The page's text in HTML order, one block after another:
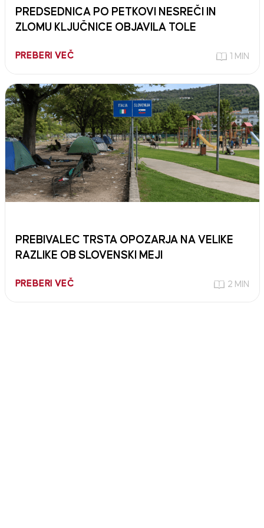
PREDSEDNICA PO PETKOVI NESREČI IN
ZLOMU KLJUČNICE OBJAVILA TOLE
PREBERI VEČ 1 MIN
PREBIVALEC TRSTA OPOZARJA NA VELIKE
RAZLIKE OB SLOVENSKI MEJI
PREBERI VEČ 2 MIN